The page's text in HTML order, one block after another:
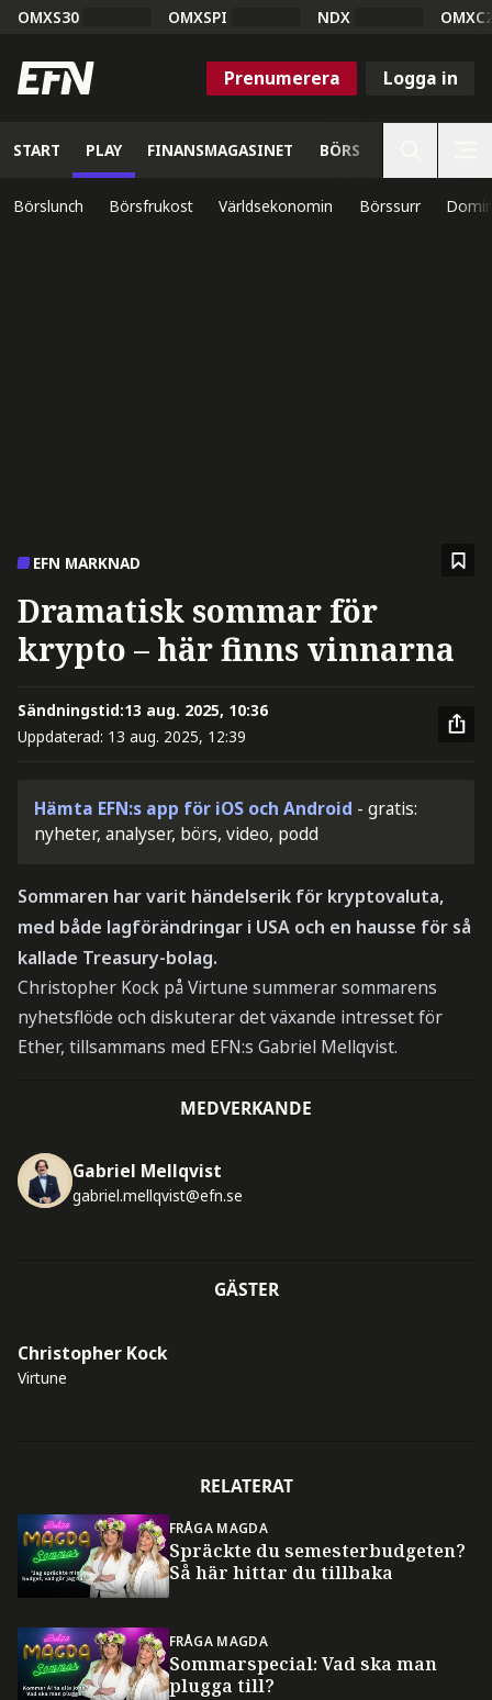
OMXS30 OMXSPI NDX
Prenumerera Logga in
START PLAY FINANSMAGASINET BÖRS
Börslunch Börsfrukost Världsekonomin Börssurr
EFN MARKNAD
Dramatisk sommar för
krypto – här finns vinnarna
Sändningstid:13 aug. 2025, 10:36
Uppdaterad: 13 aug. 2025, 12:39
Hämta EFN:s app för iOS och Android - gratis:
nyheter, analyser, börs, video, podd
Sommaren har varit händelserik för kryptovaluta,
med både lagförändringar i USA och en hausse för så
kallade Treasury-bolag.
Christopher Kock på Virtune summerar sommarens
nyhetsflöde och diskuterar det växande intresset för
Ether, tillsammans med EFN:s Gabriel Mellqvist.
MEDVERKANDE
Gabriel Mellqvist
gabriel.mellqvist@efn.se
GÄSTER
Christopher Kock
Virtune
RELATERAT
FRÅGA MAGDA
Spräckte du semesterbudgeten?
Så här hittar du tillbaka
FRÅGA MAGDA
Sommarspecial: Vad ska man
plugga till?